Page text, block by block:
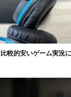
比較的安いゲーム実況